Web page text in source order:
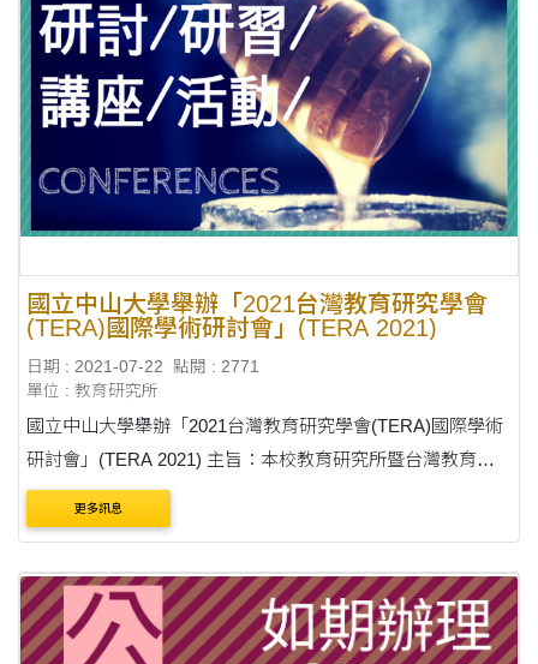
國立中山大學舉辦「2021台灣教育研究學會
(TERA)國際學術研討會」(TERA 2021)
日期 : 2021-07-22
點閱 : 2771
單位 : 教育研究所
國立中山大學舉辦「2021台灣教育研究學會(TERA)國際學術
研討會」(TERA 2021) 主旨：本校教育研究所暨台灣教育研
究學會謹訂於110年11月12日(星期五)至13日(星期六)舉辦
「2021台灣教育研究學會(TERA)國際學術研討會」(TERA
更多訊息